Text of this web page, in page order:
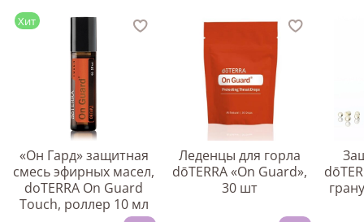
Хит
«Он Гард» защитная
смесь эфирных масел,
doTERRA On Guard
Touch, роллер 10 мл
Леденцы для горла
dōTERRA «On Guard»,
30 шт